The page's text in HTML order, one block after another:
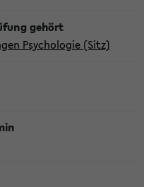
Psychologie (Sitz)